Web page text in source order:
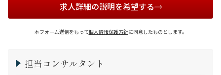
求人詳細の説明を希望する
本フォーム送信をもって個人情報保護方針に同意したものとします。
担当コンサルタント